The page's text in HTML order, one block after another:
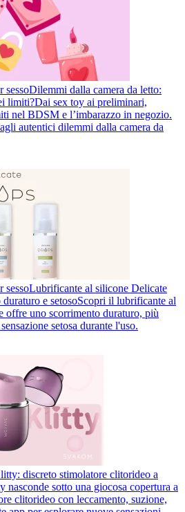
sessoDilemmi dalla camera da letto:
limiti?Dai sex toy ai preliminari,
nel BDSM e l’imbarazzo in negozio.
autentici dilemmi dalla camera da
sessoLubrificante al silicone Delicate
e setosoScopri il lubrificante al
offre uno scorrimento duraturo, più
setosa durante l'uso.
discreto stimolatore clitorideo a
nasconde sotto una giocosa copertura a
clitorideo con leccamento, suzione,